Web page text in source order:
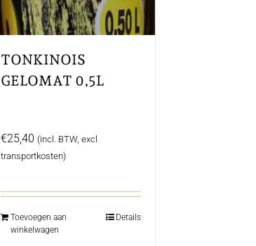
TONKINOIS
GELOMAT 0,5L
€25,40 (incl. BTW, excl
transportkosten)
Toevoegen aan
winkelwagen
Details